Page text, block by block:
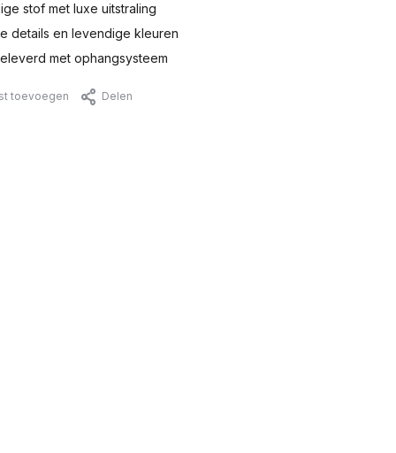
stof met luxe uitstraling
details en levendige kleuren
met ophangsysteem
toevoegen Delen